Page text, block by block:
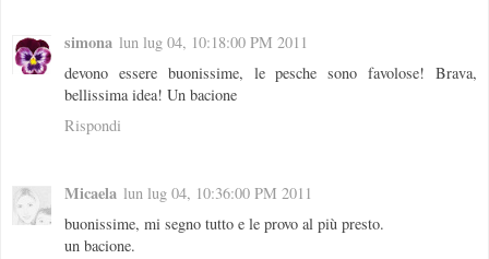
simona lun lug 04, 10:18:00 PM 2011
devono essere buonissime, le pesche sono favolose! Brava,
bellissima idea! Un bacione
Rispondi
Micaela lun lug 04, 10:36:00 PM 2011
buonissime, mi segno tutto e le provo al più presto.
un bacione.